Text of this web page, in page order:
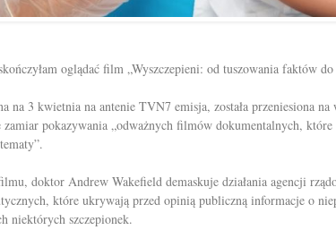
oglądać film „Wyszczepieni: od tuszowania faktów
na 3 kwietnia na antenie TVN7 emisja, została przeniesiona na
zamiar pokazywania „odważnych filmów dokumentalnych, które
doktor Andrew Wakefield demaskuje działania agencji
które ukrywają przed opinią publiczną informacje o
niektórych szczepionek.